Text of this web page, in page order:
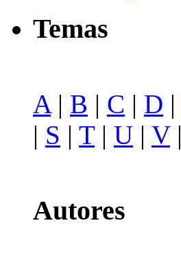
Temas
A| B | C | D |
| S | T| U | V|
Autores